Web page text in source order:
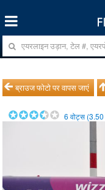
ब्राउज फोटो पर वापस जाएं
6 वोट्स (3.50